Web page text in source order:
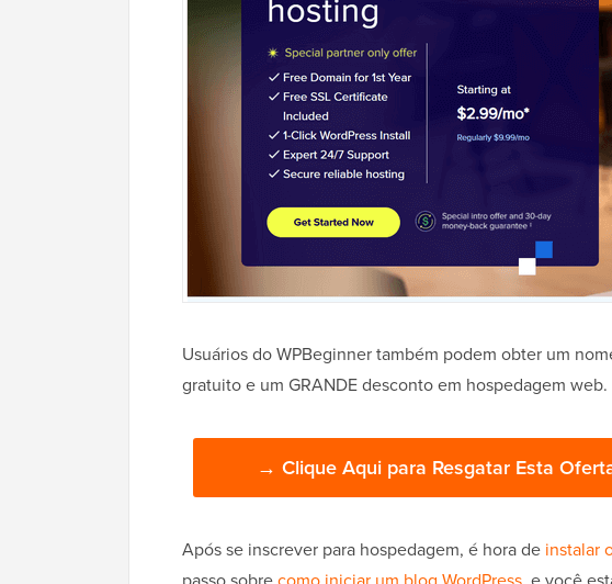
Usuários do WPBeginner também podem obter um
gratuito e um GRANDE desconto em hospedagem web.
→ Clique Aqui para Resgatar Esta
Após se inscrever para hospedagem, é hora de instalar